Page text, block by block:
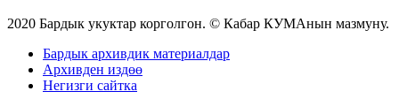
2020 Бардык укуктар корголгон. © Кабар КУМАнын мазмуну.
Бардык архивдик материалдар
Архивден издөө
Негизги сайтка